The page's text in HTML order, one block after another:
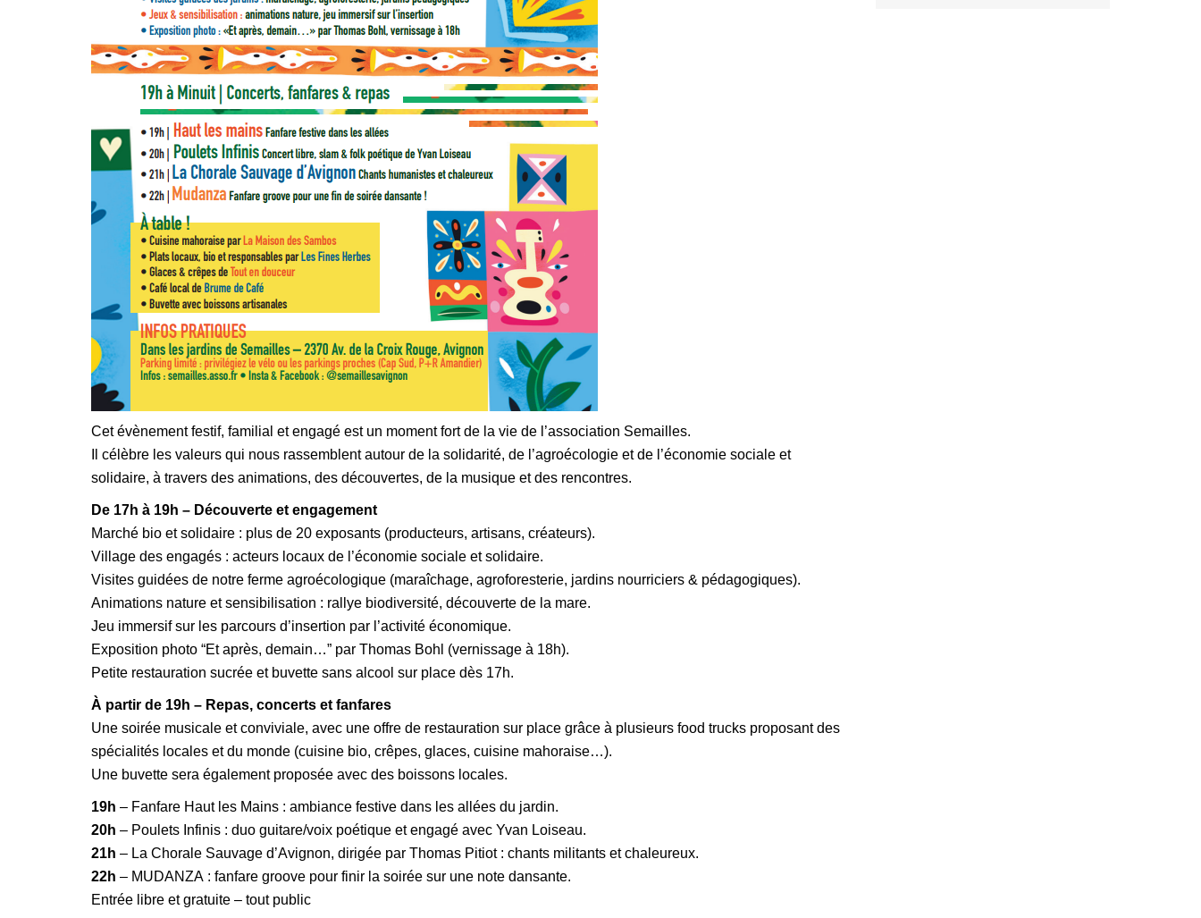
Cet évènement festif, familial et engagé est un moment fort de la vie de l’association Semailles.
Il célèbre les valeurs qui nous rassemblent autour de la solidarité, de l’agroécologie et de l’économie sociale et
solidaire, à travers des animations, des découvertes, de la musique et des rencontres.
De 17h à 19h – Découverte et engagement
Marché bio et solidaire : plus de 20 exposants (producteurs, artisans, créateurs).
Village des engagés : acteurs locaux de l’économie sociale et solidaire.
Visites guidées de notre ferme agroécologique (maraîchage, agroforesterie, jardins nourriciers & pédagogiques).
Animations nature et sensibilisation : rallye biodiversité, découverte de la mare.
Jeu immersif sur les parcours d’insertion par l’activité économique.
Exposition photo “Et après, demain…” par Thomas Bohl (vernissage à 18h).
Petite restauration sucrée et buvette sans alcool sur place dès 17h.
À partir de 19h – Repas, concerts et fanfares
Une soirée musicale et conviviale, avec une offre de restauration sur place grâce à plusieurs food trucks proposant des
spécialités locales et du monde (cuisine bio, crêpes, glaces, cuisine mahoraise…).
Une buvette sera également proposée avec des boissons locales.
19h – Fanfare Haut les Mains : ambiance festive dans les allées du jardin.
20h – Poulets Infinis : duo guitare/voix poétique et engagé avec Yvan Loiseau.
21h – La Chorale Sauvage d’Avignon, dirigée par Thomas Pitiot : chants militants et chaleureux.
22h – MUDANZA : fanfare groove pour finir la soirée sur une note dansante.
Entrée libre et gratuite – tout public